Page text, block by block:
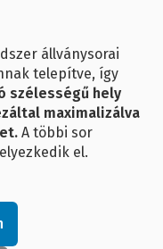
állványsorai
telepítve, így
szélességű hely
maximalizálva
A többi sor
el.